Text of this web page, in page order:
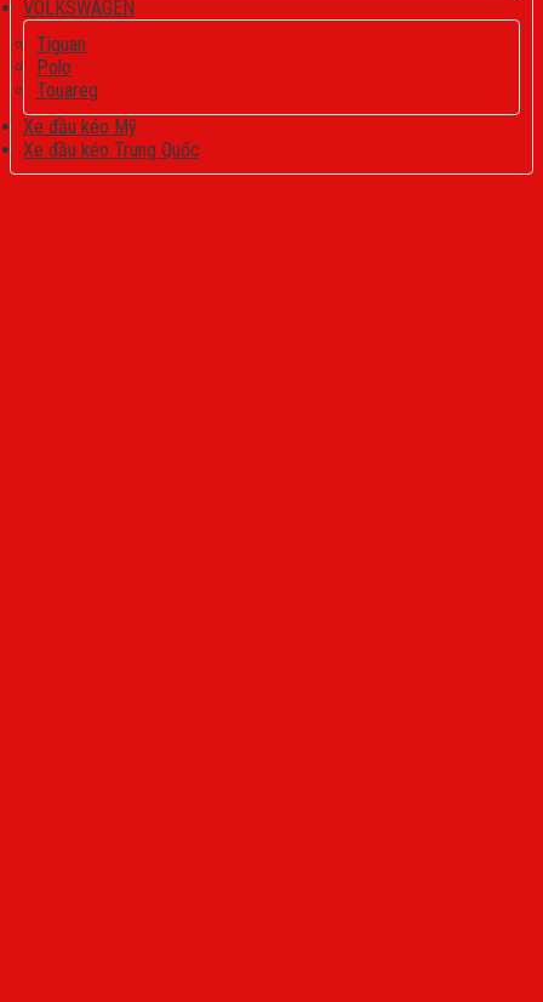
VOLKSWAGEN
Tiguan
Polo
Touareg
Xe đầu kéo Mỹ
Xe đầu kéo Trung Quốc